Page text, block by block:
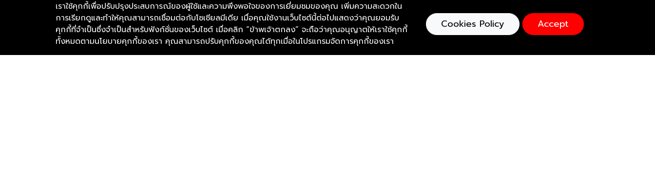
เราใช้คุกกี้เพื่อปรับปรุงประสบการณ์ของผู้ใช้และความพึงพอใจของการเยี่ยมชมของคุณ เพิ่มความสะดวกใน
การเรียกดูและทำให้คุณสามารถเชื่อมต่อกับโซเชียลมีเดีย เมื่อคุณใช้งานเว็บไซต์นี้ต่อไปแสดงว่าคุณยอมรับ
คุกกี้ที่จำเป็นซึ่งจำเป็นสำหรับฟังก์ชั่นของเว็บไซต์ เมื่อคลิก “ข้าพเจ้าตกลง” จะถือว่าคุณอนุญาตให้เราใช้คุกกี้
ทั้งหมดตามนโยบายคุกกี้ของเรา คุณสามารถปรับคุกกี้ของคุณได้ทุกเมื่อในโปรแกรมจัดการคุกกี้ของเรา
Cookies Policy Accept